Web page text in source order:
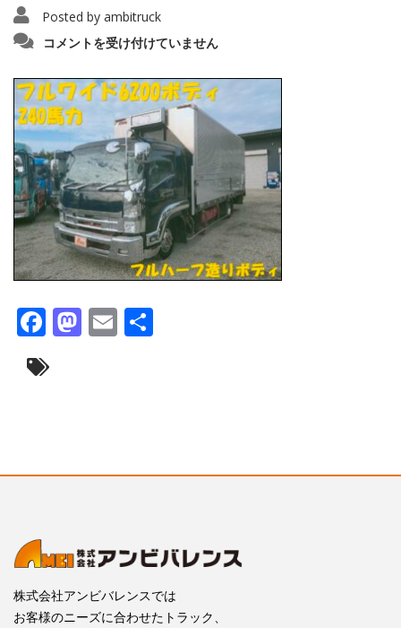
Posted by ambitruck
IMG20221204142002_copy_1280x96055554578
は
コメントを受け付けていません
Facebook
Mastodon
Email
株式会社アンビバレンスでは
お客様のニーズに合わせたトラック、